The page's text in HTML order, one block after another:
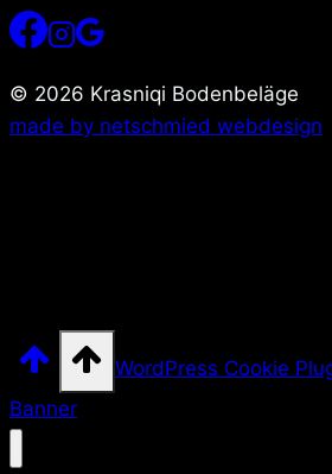
© 2026 Krasniqi Bodenbeläge
made by netschmied webdesign
WordPress Cookie
Banner